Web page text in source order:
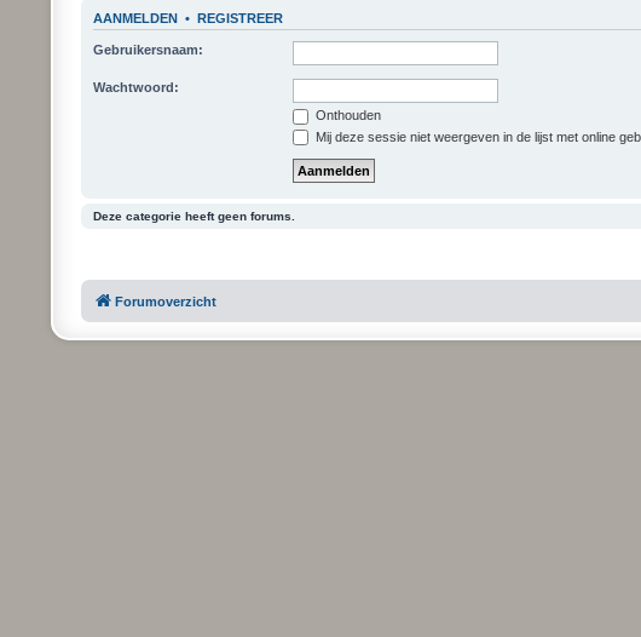
AANMELDEN •REGISTREER
Gebruikersnaam:
Wachtwoord:
Onthouden
Mij deze sessie niet weergeven in de lijst met online
Deze categorie heeft geen forums.
Forumoverzicht